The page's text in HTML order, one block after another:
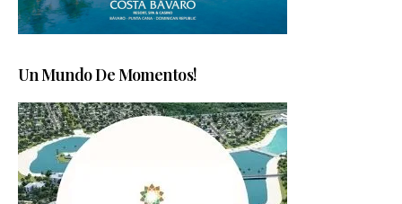
Un Mundo De Momentos!